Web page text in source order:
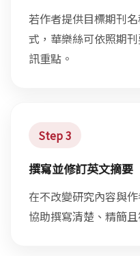
若作者提供目標期刊
式，華樂絲可依照期
訊重點。
Step 3
撰寫並修訂英文摘要
在不改變研究內容與
協助撰寫清楚、精簡